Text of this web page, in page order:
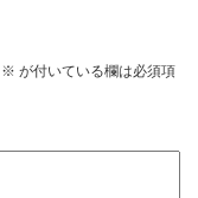
※ が付いている欄は必須項